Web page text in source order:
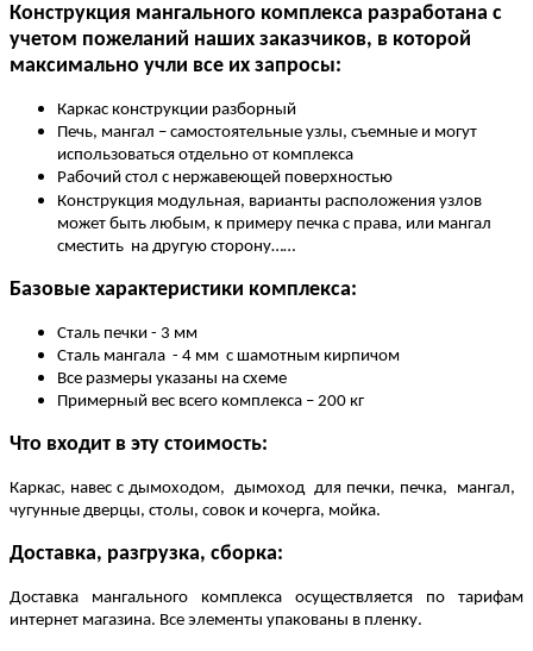
Конструкция мангального комплекса разработана с
учетом пожеланий наших заказчиков, в которой
максимально учли все их запросы:
Каркас конструкции разборный
Печь, мангал – самостоятельные узлы, съемные и могут
использоваться отдельно от комплекса
Рабочий стол с нержавеющей поверхностью
Конструкция модульная, варианты расположения узлов
может быть любым, к примеру печка с права, или мангал
сместить на другую сторону……
Базовые характеристики комплекса:
Сталь печки - 3 мм
Сталь мангала - 4 мм с шамотным кирпичом
Все размеры указаны на схеме
Примерный вес всего комплекса – 200 кг
Что входит в эту стоимость:
Каркас, навес с дымоходом, дымоход для печки, печка, мангал,
чугунные дверцы, столы, совок и кочерга, мойка.
Доставка, разгрузка, сборка:
Доставка мангального комплекса осуществляется по тарифам
интернет магазина. Все элементы упакованы в пленку.